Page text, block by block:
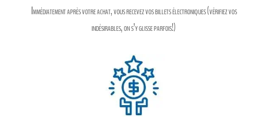
Immédiatement après votre achat, vous recevez vos billets électroniques (vérifiez vos
indésirables, on s’y glisse parfois!)